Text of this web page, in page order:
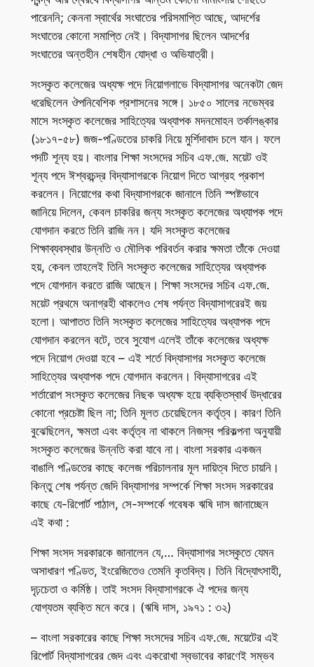
পারেননি; কেননা স্বার্থের সংঘাতের পরিসমাপ্তি আছে, আদর্শের
সংঘাতের কোনো সমাপ্তি নেই। বিদ্যাসাগর ছিলেন আদর্শের
সংঘাতের অন্তহীন শেষহীন যোদ্ধা ও অভিযাত্রী।
সংস্কৃত কলেজের অধ্যক্ষ পদে নিয়োগলাভে বিদ্যাসাগর অনেকটা জেদ
ধরেছিলেন ঔপনিবেশিক প্রশাসনের সঙ্গে। ১৮৫০ সালের নভেম্বর
মাসে সংস্কৃত কলেজের সাহিত্যের অধ্যাপক মদনমোহন তর্কালঙ্কার
(১৮১৭-৫৮) জজ-পণ্ডিতের চাকরি নিয়ে মুর্শিদাবাদ চলে যান। ফলে
পদটি শূন্য হয়। বাংলার শিক্ষা সংসদের সচিব এফ.জে. ময়েট ওই
শূন্য পদে ঈশ্বরচন্দ্র বিদ্যাসাগরকে নিয়োগ দিতে আগ্রহ প্রকাশ
করলেন। নিয়োগের কথা বিদ্যাসাগরকে জানালে তিনি স্পষ্টভাবে
জানিয়ে দিলেন, কেবল চাকরির জন্য সংস্কৃত কলেজের অধ্যাপক পদে
যোগদান করতে তিনি রাজি নন। যদি সংস্কৃত কলেজের
শিক্ষাব্যবস্থার উন্নতি ও মৌলিক পরিবর্তন করার ক্ষমতা তাঁকে দেওয়া
হয়, কেবল তাহলেই তিনি সংস্কৃত কলেজের সাহিত্যের অধ্যাপক
পদে যোগদান করতে রাজি আছেন। শিক্ষা সংসদের সচিব এফ.জে.
ময়েট প্রথমে অনাগ্রহী থাকলেও শেষ পর্যন্ত বিদ্যাসাগরেরই জয়
হলো। আপাতত তিনি সংস্কৃত কলেজের সাহিত্যের অধ্যাপক পদে
যোগদান করলেন বটে, তবে সুযোগ এলেই তাঁকে কলেজের অধ্যক্ষ
পদে নিয়োগ দেওয়া হবে – এই শর্তে বিদ্যাসাগর সংস্কৃত কলেজে
সাহিত্যের অধ্যাপক পদে যোগদান করলেন। বিদ্যাসাগরের এই
শর্তারোপ সংস্কৃত কলেজের নিছক অধ্যক্ষ হয়ে ব্যক্তিস্বার্থ উদ্ধারের
কোনো প্রচেষ্টা ছিল না; তিনি মূলত চেয়েছিলেন কর্তৃত্ব। কারণ তিনি
বুঝেছিলেন, ক্ষমতা এবং কর্তৃত্ব না থাকলে নিজস্ব পরিকল্পনা অনুযায়ী
সংস্কৃত কলেজের উন্নতি করা যাবে না। বাংলা সরকার একজন
বাঙালি পণ্ডিতের কাছে কলেজ পরিচালনার মূল দায়িত্ব দিতে চায়নি।
কিন্তু শেষ পর্যন্ত জেদি বিদ্যাসাগর সম্পর্কে শিক্ষা সংসদ সরকারের
কাছে যে-রিপোর্ট পাঠাল, সে-সম্পর্কে গবেষক ঋষি দাস জানাচ্ছেন
এই কথা :
শিক্ষা সংসদ সরকারকে জানালেন যে,… বিদ্যাসাগর সংস্কৃতে যেমন
অসাধারণ পণ্ডিত, ইংরেজিতেও তেমনি কৃতবিদ্য। তিনি বিদ্যোৎসাহী,
দৃঢ়চেতা ও কর্মিষ্ঠ। তাই সংসদ বিদ্যাসাগরকে ঐ পদের জন্য
যোগ্যতম ব্যক্তি মনে করে। (ঋষি দাস, ১৯৭১ : ৩২)
– বাংলা সরকারের কাছে শিক্ষা সংসদের সচিব এফ.জে. ময়েটের এই
রিপোর্ট বিদ্যাসাগরের জেদ এবং একরোখা স্বভাবের কারণেই সম্ভব